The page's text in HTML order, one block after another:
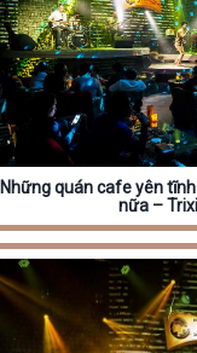
Những quán cafe yên
nữa –